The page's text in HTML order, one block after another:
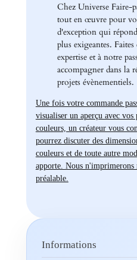
Chez Universe Faire-
tout en œuvre pour
d'exception qui
plus exigeantes.
expertise et à notre
accompagner dans la
projets évènementiels.
Une fois votre commande
visualiser un aperçu avec vos
couleurs, un créateur vous
pourrez discuter des
couleurs et de toute autre
apporte. Nous
préalable.
Informations